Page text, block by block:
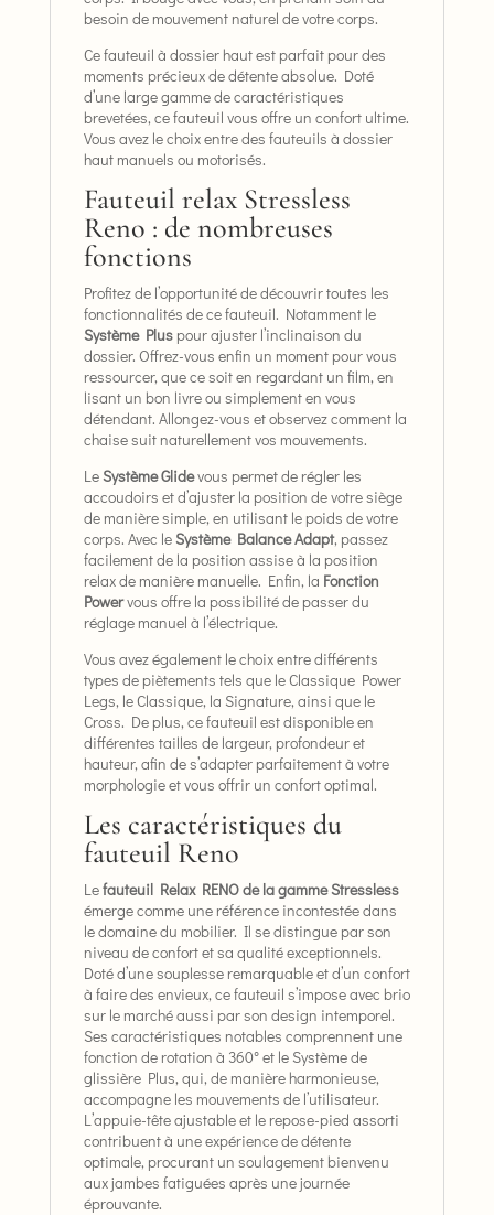
besoin de mouvement naturel de votre corps.
Ce fauteuil à dossier haut est parfait pour des
moments précieux de détente absolue. Doté
d’une large gamme de caractéristiques
brevetées, ce fauteuil vous offre un confort ultime.
Vous avez le choix entre des fauteuils à dossier
haut manuels ou motorisés.
Fauteuil relax Stressless
Reno : de nombreuses
fonctions
Profitez de l’opportunité de découvrir toutes les
fonctionnalités de ce fauteuil. Notamment le
Système Pluspour ajuster l’inclinaison du
dossier. Offrez-vous enfin un moment pour vous
ressourcer, que ce soit en regardant un film, en
lisant un bon livre ou simplement en vous
détendant. Allongez-vous et observez comment la
chaise suit naturellement vos mouvements.
LeSystème Glidevous permet de régler les
accoudoirs et d’ajuster la position de votre siège
de manière simple, en utilisant le poids de votre
corps. Avec leSystème Balance Adapt, passez
facilement de la position assise à la position
relax de manière manuelle. Enfin, la Fonction
Powervous offre la possibilité de passer du
réglage manuel à l’électrique.
Vous avez également le choix entre différents
types de piètements tels que le Classique Power
Legs, le Classique, la Signature, ainsi que le
Cross. De plus, ce fauteuil est disponible en
différentes tailles de largeur, profondeur et
hauteur, afin de s’adapter parfaitement à votre
morphologie et vous offrir un confort optimal.
Les caractéristiques du
fauteuil Reno
Lefauteuil Relax RENO de la gamme Stressless
émerge comme une référence incontestée dans
le domaine du mobilier. Il se distingue par son
niveau de confort et sa qualité exceptionnels.
Doté d’une souplesse remarquable et d’un confort
à faire des envieux, ce fauteuil s’impose avec brio
sur le marché aussi par son design intemporel.
Ses caractéristiques notables comprennent une
fonction de rotation à 360° et le Système de
glissière Plus, qui, de manière harmonieuse,
accompagne les mouvements de l’utilisateur.
L’appuie-tête ajustable et le repose-pied assorti
contribuent à une expérience de détente
optimale, procurant un soulagement bienvenu
aux jambes fatiguées après une journée
éprouvante.